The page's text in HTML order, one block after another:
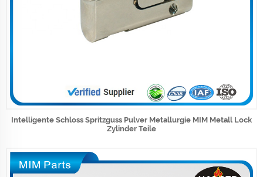
Intelligente Schloss Spritzguss Pulver Metallurgie MIM Metall Lock
Zylinder Teile